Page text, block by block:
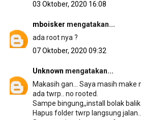
03 Oktober, 2020 16:08
mboisker mengatakan...
ada root nya ?
07 Oktober, 2020 09:32
Unknown mengatakan...
Makasih gan... Saya masih make
ada twrp.. no rooted.
Sampe bingung,,install bolak balik
Hapus folder twrp langsung